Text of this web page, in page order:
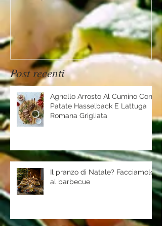
Post recenti
Agnello Arrosto Al Cumino Con
Patate Hasselback E Lattuga
Romana Grigliata
Il pranzo di Natale? Facciamolo
al barbecue